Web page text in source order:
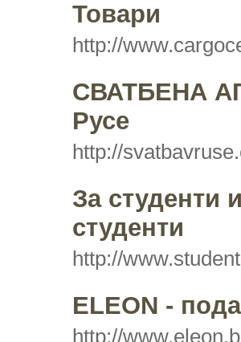
Товари
http://
СВАТБЕНА
Русе
http://
За студенти
студенти
http://
ELEON -
http://